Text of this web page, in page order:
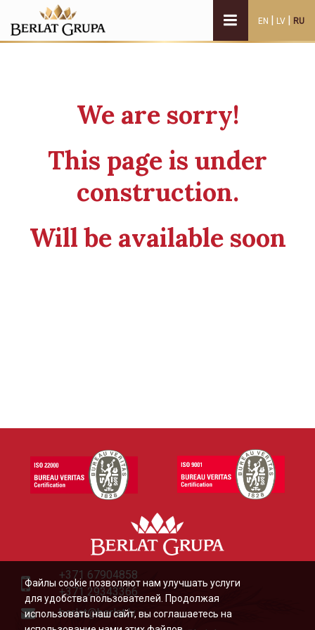
EN | LV | RU
We are sorry!
This page is under
construction.
Will be available soon
+371 67904858
+371 29343366
berlat@berlat.lv
Файлы cookie позволяют нам улучшать услуги
для удобства пользователей. Продолжая
использовать наш сайт, вы соглашаетесь на